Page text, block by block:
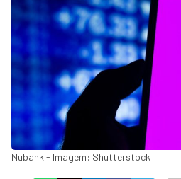
Nubank - Imagem: Shutterstock